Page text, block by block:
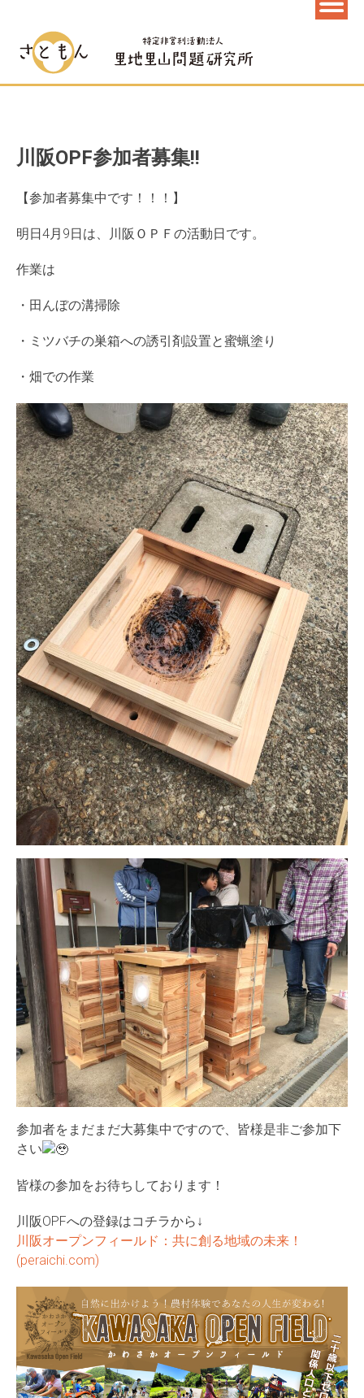
川阪OPF参加者募集!!
【参加者募集中です！！！】
明日4月9日は、川阪ＯＰＦの活動日です。
作業は
・田んぼの溝掃除
・ミツバチの巣箱への誘引剤設置と蜜蝋塗り
・畑での作業
参加者をまだまだ大募集中ですので、皆様是非ご参加下
さい
皆様の参加をお待ちしております！
川阪OPFへの登録はコチラから↓
川阪オープンフィールド：共に創る地域の未来！
(peraichi.com)